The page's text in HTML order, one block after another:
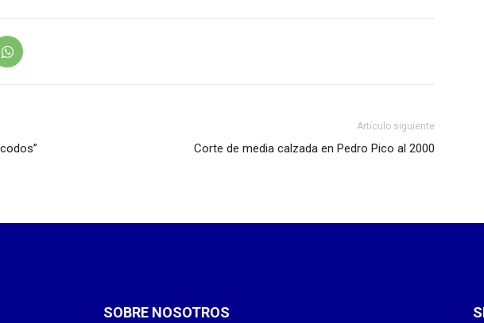
Artículo siguiente
Corte de media calzada en Pedro Pico al 2000
SOBRE NOSOTROS